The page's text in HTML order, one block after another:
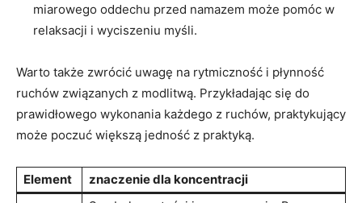
miarowego​ oddechu przed namazem może pomóc ⁢w
relaksacji ⁢i ⁣wyciszeniu myśli.
Warto także zwrócić uwagę ‍na rytmiczność i płynność​
ruchów związanych⁢ z modlitwą. Przykładając się do
‌prawidłowego wykonania każdego z ruchów, praktykujący
może poczuć ⁣większą jedność z praktyką.
Element
znaczenie dla koncentracji